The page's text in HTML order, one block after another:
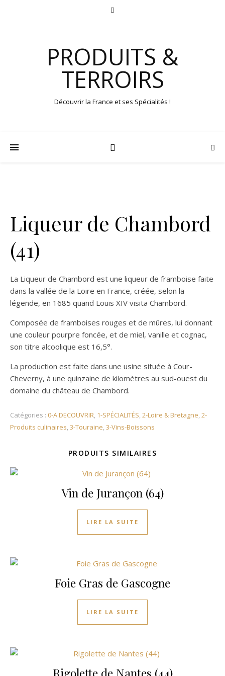
PRODUITS &
TERROIRS
Découvrir la France et ses Spécialités !
Liqueur de Chambord
(41)
La Liqueur de Chambord est une liqueur de framboise faite
dans la vallée de la Loire en France, créée, selon la
légende, en 1685 quand Louis XIV visita Chambord.
Composée de framboises rouges et de mûres, lui donnant
une couleur pourpre foncée, et de miel, vanille et cognac,
son titre alcoolique est 16,5°.
La production est faite dans une usine située à Cour-
Cheverny, à une quinzaine de kilomètres au sud-ouest du
domaine du château de Chambord.
Catégories : 0-A DECOUVRIR, 1-SPÉCIALITÉS,2-Loire & Bretagne,2-
Produits culinaires,3-Touraine,3-Vins-Boissons
PRODUITS SIMILAIRES
Vin de Jurançon (64)
LIRE LA SUITE
Foie Gras de Gascogne
LIRE LA SUITE
Rigolette de Nantes (44)